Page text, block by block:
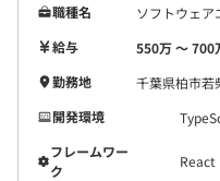
職種名
ソフトウェア
給与
550万 〜 700
勤務地
千葉県柏市若
開発環境
フレームワー
ク
React